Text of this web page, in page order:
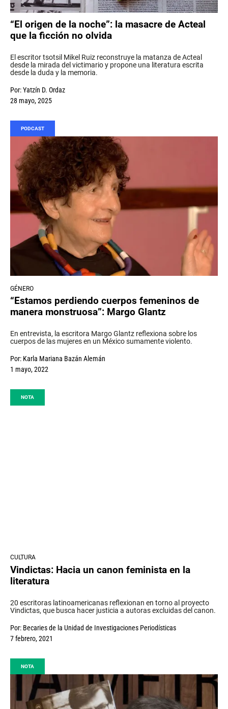
“El origen de la noche”: la masacre de Acteal
que la ficción no olvida
El escritor tsotsil Mikel Ruiz reconstruye la matanza de Acteal
desde la mirada del victimario y propone una literatura escrita
desde la duda y la memoria.
Por:Yatzín D. Ordaz
28 mayo, 2025
PODCAST
GÉNERO
“Estamos perdiendo cuerpos femeninos de
manera monstruosa”: Margo Glantz
En entrevista, la escritora Margo Glantz reflexiona sobre los
cuerpos de las mujeres en un México sumamente violento.
Por: Karla Mariana Bazán Alemán
1 mayo, 2022
NOTA
CULTURA
Vindictas: Hacia un canon feminista en la
literatura
20 escritoras latinoamericanas reflexionan en torno al proyecto
Vindictas, que busca hacer justicia a autoras excluidas del canon.
Por: Becaries de la Unidad de Investigaciones Periodísticas
7 febrero, 2021
NOTA